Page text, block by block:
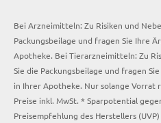
Bei Arzneimitteln: Zu Risiken und
Packungsbeilage und fragen Sie Ihre
Apotheke. Bei Tierarzneimitteln: Zu
Sie die Packungsbeilage und fragen
in Ihrer Apotheke. Nur solange
Preise inkl. MwSt. * Sparpotential
Preisempfehlung des Herstellers